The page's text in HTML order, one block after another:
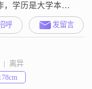
，学历是大学本科
高是165cm，目前的
到20000元之间只能
年男性，最好
在淮安工作的
的勿扰##3002##
朗，也比较善解
呼 发留言
|  离异